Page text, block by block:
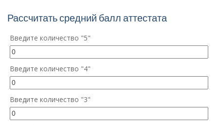
Рассчитать средний балл аттестата
Введите количество "5"
Введите количество "4"
Введите количество "3"